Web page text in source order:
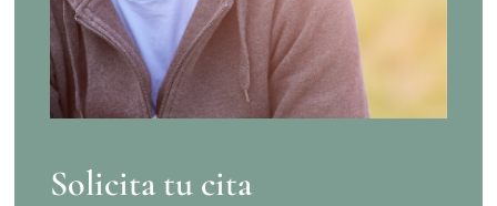
Solicita tu cita